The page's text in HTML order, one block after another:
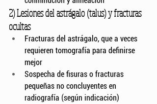
2) Lesiones del astrágalo (talus) y fracturas
ocultas
Fracturas del astrágalo, que a veces
requieren tomografía para definirse
mejor
Sospecha de fisuras o fracturas
pequeñas no concluyentes en
radiografía (según indicación)